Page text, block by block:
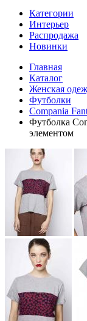
Категории
Интерьер
Распродажа
Новинки
Главная
Каталог
Женская
Футболки
Compania
Футболка
элементом